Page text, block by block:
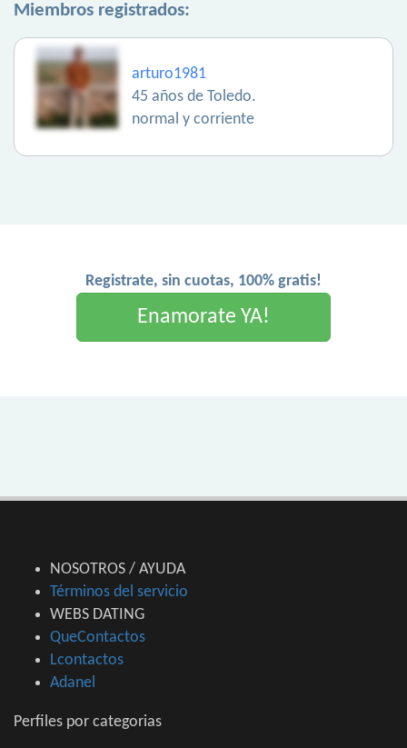
Miembros registrados:
arturo1981
45 años de Toledo.
normal y corriente
Registrate, sin cuotas, 100% gratis!
Enamorate YA!
NOSOTROS / AYUDA
Términos del servicio
WEBS DATING
QueContactos
Lcontactos
Adanel
Perfiles por categorias